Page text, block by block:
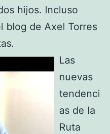
hijos. Incluso
blog de Axel Torres
Las
nuevas
tendenci
as de la
Ruta